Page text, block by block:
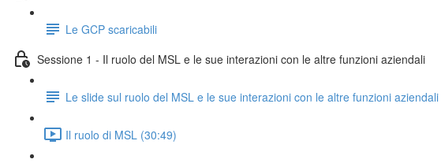
Le GCP scaricabili
Sessione 1 - Il ruolo del MSL e le sue interazioni con le altre funzioni aziendali
Le slide sul ruolo del MSL e le sue interazioni con le altre funzioni aziendali
Il ruolo di MSL (30:49)